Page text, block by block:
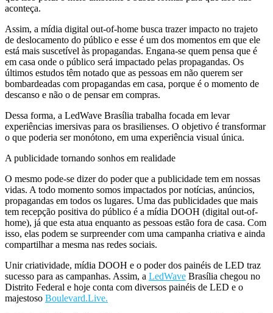
aconteça.
Assim, a mídia digital out-of-home busca trazer impacto no trajeto
de deslocamento do público e esse é um dos momentos em que ele
está mais suscetível às propagandas. Engana-se quem pensa que é
em casa onde o público será impactado pelas propagandas. Os
últimos estudos têm notado que as pessoas em não querem ser
bombardeadas com propagandas em casa, porque é o momento de
descanso e não o de pensar em compras.
Dessa forma, a LedWave Brasília trabalha focada em levar
experiências imersivas para os brasilienses. O objetivo é transformar
o que poderia ser monótono, em uma experiência visual única.
A publicidade tornando sonhos em realidade
O mesmo pode-se dizer do poder que a publicidade tem em nossas
vidas. A todo momento somos impactados por notícias, anúncios,
propagandas em todos os lugares. Uma das publicidades que mais
tem recepção positiva do público é a mídia DOOH (digital out-of-
home), já que esta atua enquanto as pessoas estão fora de casa. Com
isso, elas podem se surpreender com uma campanha criativa e ainda
compartilhar a mesma nas redes sociais.
Unir criatividade, mídia DOOH e o poder dos painéis de LED traz
sucesso para as campanhas. Assim, a LedWave Brasília chegou no
Distrito Federal e hoje conta com diversos painéis de LED e o
majestoso Boulevard.Live.